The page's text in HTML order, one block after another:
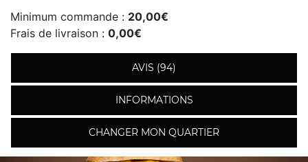
Minimum commande : 20,00€
Frais de livraison : 0,00€
AVIS (94)
INFORMATIONS
CHANGER MON QUARTIER